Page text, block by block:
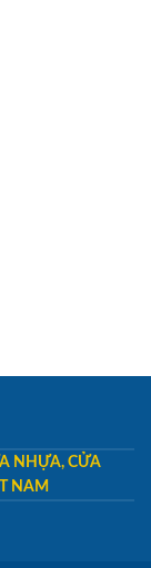
NHỰA, CỬA
NAM